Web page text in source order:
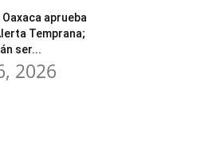
aprueba
Temprana;
ser...
2026